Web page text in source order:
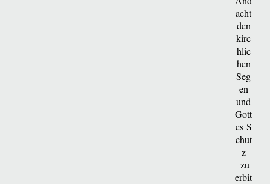
acht
den
kirc
hlic
hen
Seg
en
und
Gott
es S
chut
z
zu
erbit